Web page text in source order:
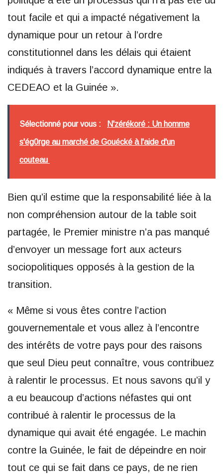
tout facile et qui a impacté négativement la
dynamique pour un retour à l’ordre
constitutionnel dans les délais qui étaient
indiqués à travers l’accord dynamique entre la
CEDEAO et la Guinée ».
Sélectionné pour vous : N'zérékoré : Un homme
s'ég0rge au marché de Gouécké à l'aide d'un
couteau
Bien qu’il estime que la responsabilité liée à la
non compréhension autour de la table soit
partagée, le Premier ministre n’a pas manqué
d’envoyer un message fort aux acteurs
sociopolitiques opposés à la gestion de la
transition.
« Même si vous êtes contre l’action
gouvernementale et vous allez à l’encontre
des intérêts de votre pays pour des raisons
que seul Dieu peut connaître, vous contribuez
à ralentir le processus. Et nous savons qu’il y
a eu beaucoup d’actions néfastes qui ont
contribué à ralentir le processus de la
dynamique qui avait été engagée. Le machin
contre la Guinée, le fait de dépeindre en noir
tout ce qui se fait dans ce pays, de ne rien